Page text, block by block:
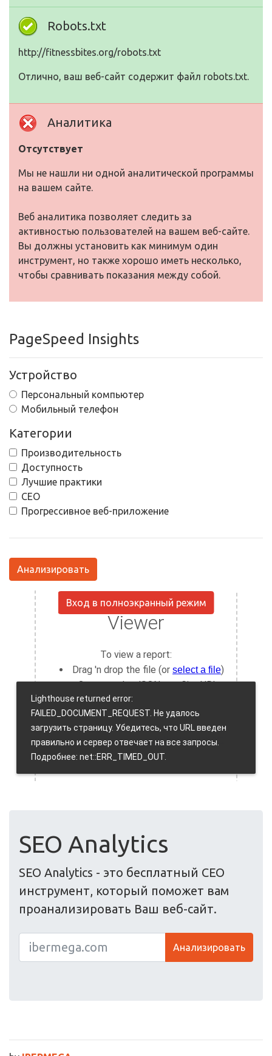
Robots.txt
http://fitnessbites.org/robots.txt
Отлично, ваш веб-сайт содержит файл robots.txt.
Аналитика
Отсутствует
Мы не нашли ни одной аналитической программы
на вашем сайте.
Веб аналитика позволяет следить за
активностью пользователей на вашем веб-сайте.
Вы должны установить как минимум один
инструмент, но также хорошо иметь несколько,
чтобы сравнивать показания между собой.
PageSpeed Insights
Устройство
Персональный компьютер
Мобильный телефон
Категории
Производительность
Доступность
Лучшие практики
СЕО
Прогрессивное веб-приложение
Анализировать
Вход в полноэкранный режим
SEO Analytics
SEO Analytics - это бесплатный СЕО
инструмент, который поможет вам
проанализировать Ваш веб-сайт.
Анализировать